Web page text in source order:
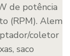
de potência
(RPM). Alem
coletor
saco